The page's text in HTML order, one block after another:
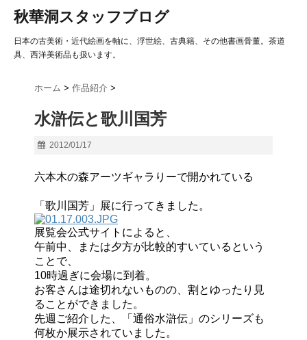
秋華洞スタッフブログ
日本の古美術・近代絵画を軸に、浮世絵、古典籍、その他書画骨董。茶道
具、西洋美術品も扱います。
ホーム > 作品紹介 >
水滸伝と歌川国芳
2012/01/17
六本木の森アーツギャラりーで開かれている
「歌川国芳」展に行ってきました。
展覧会公式サイトによると、
午前中、または夕方が比較的すいているという
ことで、
10時過ぎに会場に到着。
お客さんは途切れないものの、割とゆったり見
ることができました。
先週ご紹介した、「通俗水滸伝」のシリーズも
何枚か展示されていました。